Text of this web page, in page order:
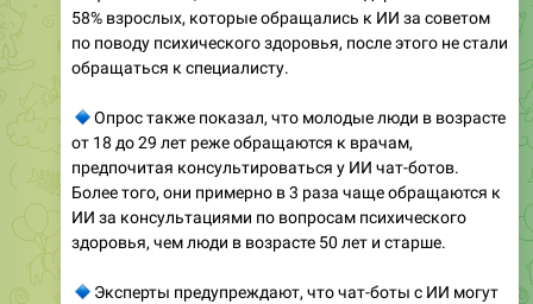
58% взрослых, которые обращались к ИИ за советом
по поводу психического здоровья, после этого не стали
обращаться к специалисту.
Опрос также показал, что молодые люди в возрасте
от 18 до 29 лет реже обращаются к врачам,
предпочитая консультироваться у ИИ чат-ботов.
Более того, они примерно в 3 раза чаще обращаются к
ИИ за консультациями по вопросам психического
здоровья, чем люди в возрасте 50 лет и старше.
Эксперты предупреждают, что чат-боты с ИИ могут